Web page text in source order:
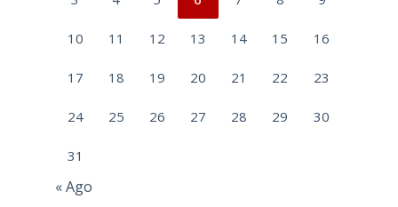
10 11 12 13 14 15 16
17 18 19 20 21 22 23
24 25 26 27 28 29 30
31
« Ago